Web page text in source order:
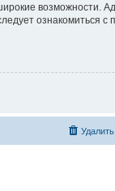
возможности.
ознакомиться с